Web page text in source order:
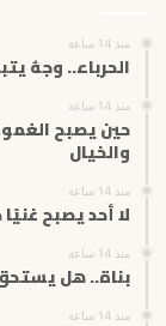
ت
منذ 14 ساعة
الحرباء.. وجهٌ
منذ 14 ساعة
حين يصبح
والخيال
منذ 14 ساعة
لا أحد يصبح
منذ 14 ساعة
بناة.. هل
منذ 14 ساعة